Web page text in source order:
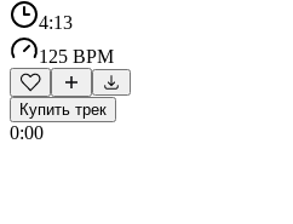
4:13
125 BPM
Купить трек
0:00